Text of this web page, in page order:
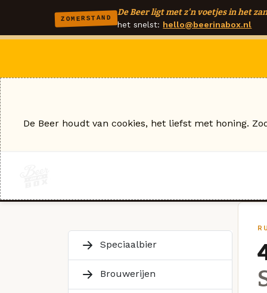
ZOMERSTAND
De Beer ligt met z'n voetjes in het
het snelst: hello@beerinabox.nl
Speciaalbier
Brouwerijen
De Beer houdt van cookies, het liefst met honing.